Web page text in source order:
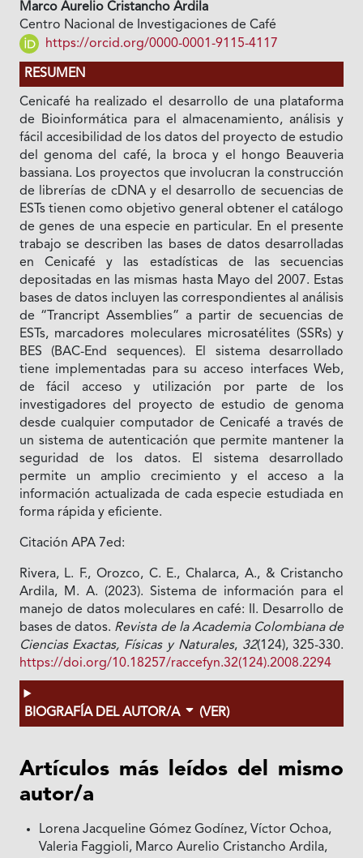
Marco Aurelio Cristancho Ardila
Centro Nacional de Investigaciones de Café
https://orcid.org/0000-0001-9115-4117
RESUMEN
Cenicafé ha realizado el desarrollo de una plataforma
de Bioinformática para el almacenamiento, análisis y
fácil accesibilidad de los datos del proyecto de estudio
del genoma del café, la broca y el hongo Beauveria
bassiana. Los proyectos que involucran la construcción
de librerías de cDNA y el desarrollo de secuencias de
ESTs tienen como objetivo general obtener el catálogo
de genes de una especie en particular. En el presente
trabajo se describen las bases de datos desarrolladas
en Cenicafé y las estadísticas de las secuencias
depositadas en las mismas hasta Mayo del 2007. Estas
bases de datos incluyen las correspondientes al análisis
de “Trancript Assemblies” a partir de secuencias de
ESTs, marcadores moleculares microsatélites (SSRs) y
BES (BAC-End sequences). El sistema desarrollado
tiene implementadas para su acceso interfaces Web,
de fácil acceso y utilización por parte de los
investigadores del proyecto de estudio de genoma
desde cualquier computador de Cenicafé a través de
un sistema de autenticación que permite mantener la
seguridad de los datos. El sistema desarrollado
permite un amplio crecimiento y el acceso a la
información actualizada de cada especie estudiada en
forma rápida y eficiente.
Citación APA 7ed:
Rivera, L. F., Orozco, C. E., Chalarca, A., & Cristancho
Ardila, M. A. (2023). Sistema de información para el
manejo de datos moleculares en café: II. Desarrollo de
bases de datos. Revista de la Academia Colombiana de
Ciencias Exactas, Físicas y Naturales, 32(124), 325-330.
https://doi.org/10.18257/raccefyn.32(124).2008.2294
BIOGRAFÍA DEL AUTOR/A (VER)
Artículos más leídos del mismo
autor/a
Lorena Jacqueline Gómez Godínez, Víctor Ochoa,
Valeria Faggioli, Marco Aurelio Cristancho Ardila,